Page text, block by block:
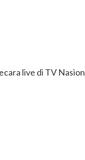
live di TV